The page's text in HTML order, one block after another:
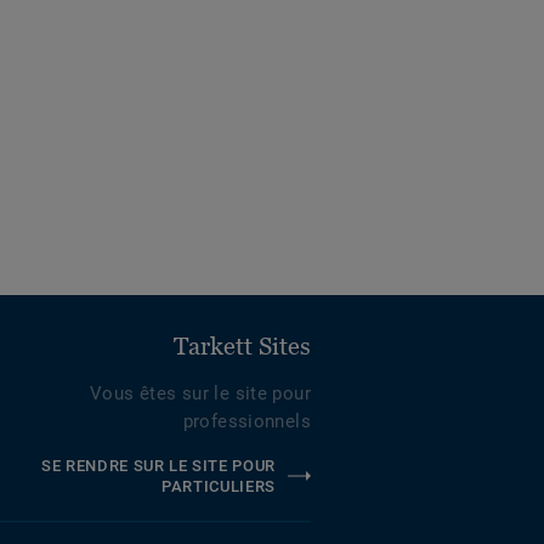
Tarkett Sites
Vous êtes sur le site pour
professionnels
SE RENDRE SUR LE SITE POUR
PARTICULIERS